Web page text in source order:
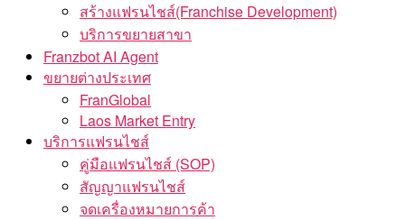
สร้างแฟรนไชส์(Franchise Development)
บริการขยายสาขา
Franzbot AI Agent
ขยายต่างประเทศ
FranGlobal
Laos Market Entry
บริการแฟรนไชส์
คู่มือแฟรนไชส์ (SOP)
สัญญาแฟรนไชส์
จดเครื่องหมายการค้า